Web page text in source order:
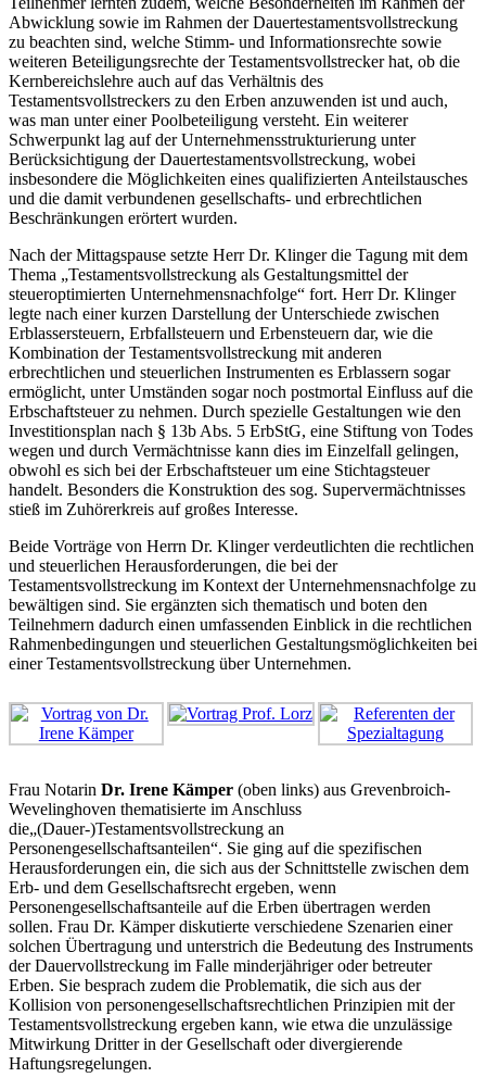
Abwicklung sowie im Rahmen der Dauertestamentsvollstreckung
zu beachten sind, welche Stimm- und Informationsrechte sowie
weiteren Beteiligungsrechte der Testamentsvollstrecker hat, ob die
Kernbereichslehre auch auf das Verhältnis des
Testamentsvollstreckers zu den Erben anzuwenden ist und auch,
was man unter einer Poolbeteiligung versteht. Ein weiterer
Schwerpunkt lag auf der Unternehmensstrukturierung unter
Berücksichtigung der Dauertestamentsvollstreckung, wobei
insbesondere die Möglichkeiten eines qualifizierten Anteilstausches
und die damit verbundenen gesellschafts- und erbrechtlichen
Beschränkungen erörtert wurden.
Nach der Mittagspause setzte Herr Dr. Klinger die Tagung mit dem
Thema „Testamentsvollstreckung als Gestaltungsmittel der
steueroptimierten Unternehmensnachfolge“ fort. Herr Dr. Klinger
legte nach einer kurzen Darstellung der Unterschiede zwischen
Erblassersteuern, Erbfallsteuern und Erbensteuern dar, wie die
Kombination der Testamentsvollstreckung mit anderen
erbrechtlichen und steuerlichen Instrumenten es Erblassern sogar
ermöglicht, unter Umständen sogar noch postmortal Einfluss auf die
Erbschaftsteuer zu nehmen. Durch spezielle Gestaltungen wie den
Investitionsplan nach § 13b Abs. 5 ErbStG, eine Stiftung von Todes
wegen und durch Vermächtnisse kann dies im Einzelfall gelingen,
obwohl es sich bei der Erbschaftsteuer um eine Stichtagsteuer
handelt. Besonders die Konstruktion des sog. Supervermächtnisses
stieß im Zuhörerkreis auf großes Interesse.
Beide Vorträge von Herrn Dr. Klinger verdeutlichten die rechtlichen
und steuerlichen Herausforderungen, die bei der
Testamentsvollstreckung im Kontext der Unternehmensnachfolge zu
bewältigen sind. Sie ergänzten sich thematisch und boten den
Teilnehmern dadurch einen umfassenden Einblick in die rechtlichen
Rahmenbedingungen und steuerlichen Gestaltungsmöglichkeiten bei
einer Testamentsvollstreckung über Unternehmen.
Frau Notarin Dr. Irene Kämper (oben links) aus Grevenbroich-
Wevelinghoven thematisierte im Anschluss
die„(Dauer-)Testamentsvollstreckung an
Personengesellschaftsanteilen“. Sie ging auf die spezifischen
Herausforderungen ein, die sich aus der Schnittstelle zwischen dem
Erb- und dem Gesellschaftsrecht ergeben, wenn
Personengesellschaftsanteile auf die Erben übertragen werden
sollen. Frau Dr. Kämper diskutierte verschiedene Szenarien einer
solchen Übertragung und unterstrich die Bedeutung des Instruments
der Dauervollstreckung im Falle minderjähriger oder betreuter
Erben. Sie besprach zudem die Problematik, die sich aus der
Kollision von personengesellschaftsrechtlichen Prinzipien mit der
Testamentsvollstreckung ergeben kann, wie etwa die unzulässige
Mitwirkung Dritter in der Gesellschaft oder divergierende
Haftungsregelungen.